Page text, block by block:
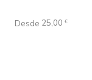
Desde 25,00 €